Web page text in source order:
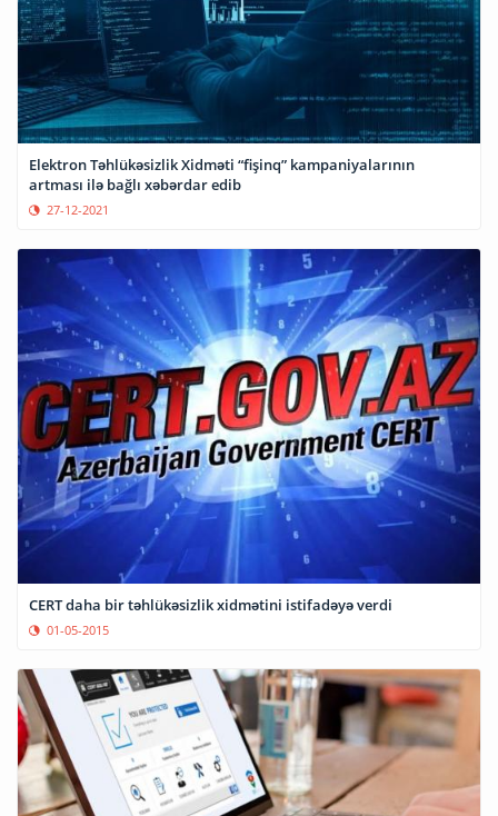
Elektron Təhlükəsizlik Xidməti “fişinq” kampaniyalarının
artması ilə bağlı xəbərdar edib
27-12-2021
CERT daha bir təhlükəsizlik xidmətini istifadəyə verdi
01-05-2015